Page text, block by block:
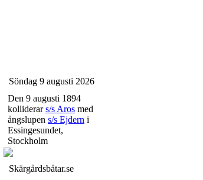
Söndag 9 augusti 2026
Den 9 augusti 1894
kolliderars/s Aros med
ångslupen s/s Ejdern i
Essingesundet,
Stockholm
Skärgårdsbåtar.se